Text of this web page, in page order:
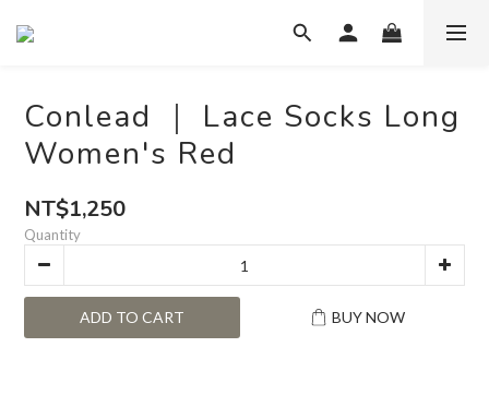
Conlead ｜ Lace Socks Long
Women's Red
NT$1,250
Quantity
ADD TO CART BUY NOW